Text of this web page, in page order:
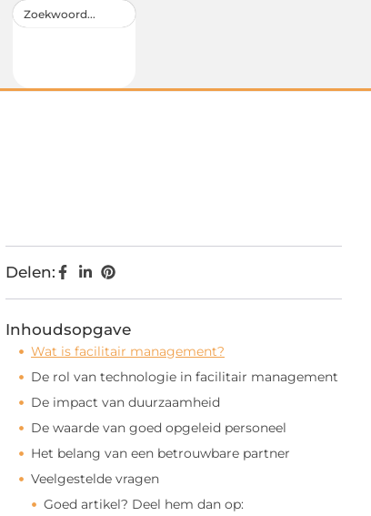
Delen:
Inhoudsopgave
Wat is facilitair management?
De rol van technologie in facilitair management
De impact van duurzaamheid
De waarde van goed opgeleid personeel
Het belang van een betrouwbare partner
Veelgestelde vragen
Goed artikel? Deel hem dan op: